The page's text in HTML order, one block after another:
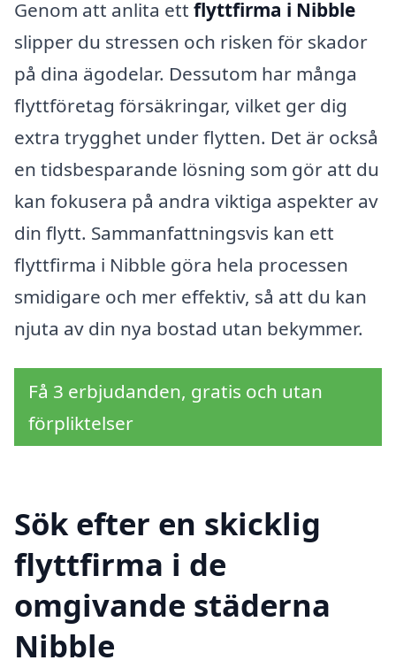
Genom att anlita ett flyttfirma i Nibble
slipper du stressen och risken för skador
på dina ägodelar. Dessutom har många
flyttföretag försäkringar, vilket ger dig
extra trygghet under flytten. Det är också
en tidsbesparande lösning som gör att du
kan fokusera på andra viktiga aspekter av
din flytt. Sammanfattningsvis kan ett
flyttfirma i Nibble göra hela processen
smidigare och mer effektiv, så att du kan
njuta av din nya bostad utan bekymmer.
Få 3 erbjudanden, gratis och utan
förpliktelser
Sök efter en skicklig
flyttfirma i de
omgivande städerna
Nibble